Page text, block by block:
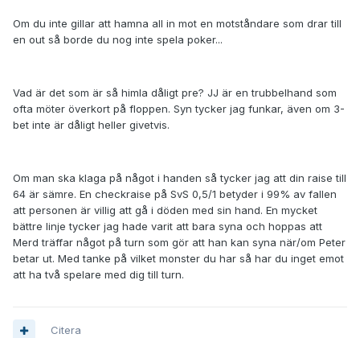
Om du inte gillar att hamna all in mot en motståndare som drar till
en out så borde du nog inte spela poker...
Vad är det som är så himla dåligt pre? JJ är en trubbelhand som
ofta möter överkort på floppen. Syn tycker jag funkar, även om 3-
bet inte är dåligt heller givetvis.
Om man ska klaga på något i handen så tycker jag att din raise till
64 är sämre. En checkraise på SvS 0,5/1 betyder i 99% av fallen
att personen är villig att gå i döden med sin hand. En mycket
bättre linje tycker jag hade varit att bara syna och hoppas att
Merd träffar något på turn som gör att han kan syna när/om Peter
betar ut. Med tanke på vilket monster du har så har du inget emot
att ha två spelare med dig till turn.
Citera